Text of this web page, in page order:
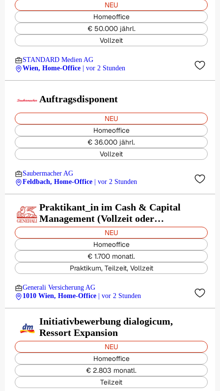
NEU
Homeoffice
€ 50.000 jährl.
Vollzeit
STANDARD Medien AG
Wien, Home-Office
| vor 2 Stunden
Auftragsdisponent
NEU
Homeoffice
€ 36.000 jährl.
Vollzeit
Saubermacher AG
Feldbach, Home-Office
| vor 2 Stunden
Praktikant_in im Cash & Capital
Management (Vollzeit oder
Teilzeit)
NEU
Homeoffice
€ 1.700 monatl.
Praktikum, Teilzeit, Vollzeit
Generali Versicherung AG
1010 Wien, Home-Office
| vor 2 Stunden
Initiativbewerbung dialogicum,
Ressort Expansion
NEU
Homeoffice
€ 2.803 monatl.
Teilzeit